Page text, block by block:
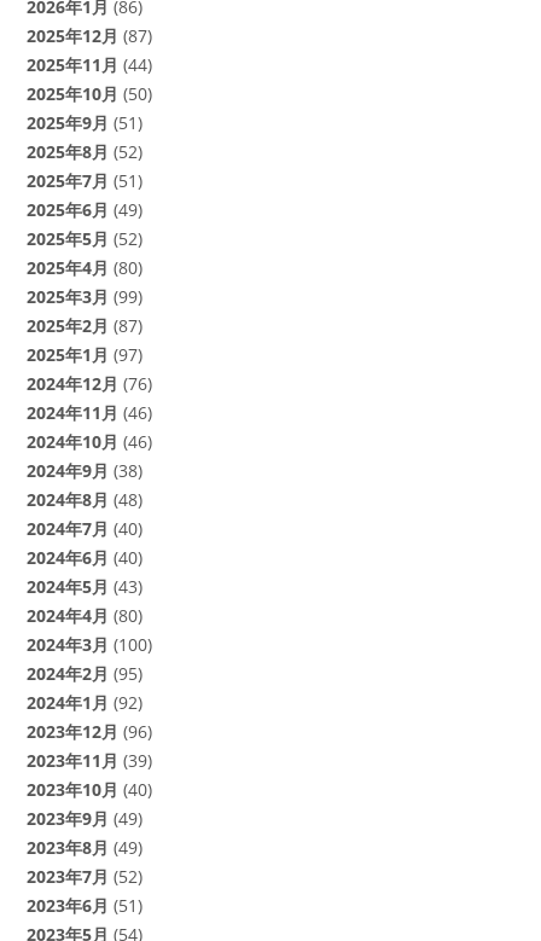
2026年1月 (86)
2025年12月 (87)
2025年11月 (44)
2025年10月 (50)
2025年9月 (51)
2025年8月 (52)
2025年7月 (51)
2025年6月 (49)
2025年5月 (52)
2025年4月 (80)
2025年3月 (99)
2025年2月 (87)
2025年1月 (97)
2024年12月 (76)
2024年11月 (46)
2024年10月 (46)
2024年9月 (38)
2024年8月 (48)
2024年7月 (40)
2024年6月 (40)
2024年5月 (43)
2024年4月 (80)
2024年3月 (100)
2024年2月 (95)
2024年1月 (92)
2023年12月 (96)
2023年11月 (39)
2023年10月 (40)
2023年9月 (49)
2023年8月 (49)
2023年7月 (52)
2023年6月 (51)
2023年5月 (54)